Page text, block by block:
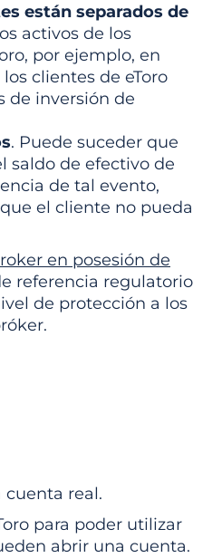
están separados de
activos de los
por ejemplo, en
clientes de eToro
de inversión de
. Puede suceder que
saldo de efectivo de
de tal evento,
el cliente no pueda
en posesión de
referencia regulatorio
de protección a los
cuenta real.
para poder utilizar
abrir una cuenta.